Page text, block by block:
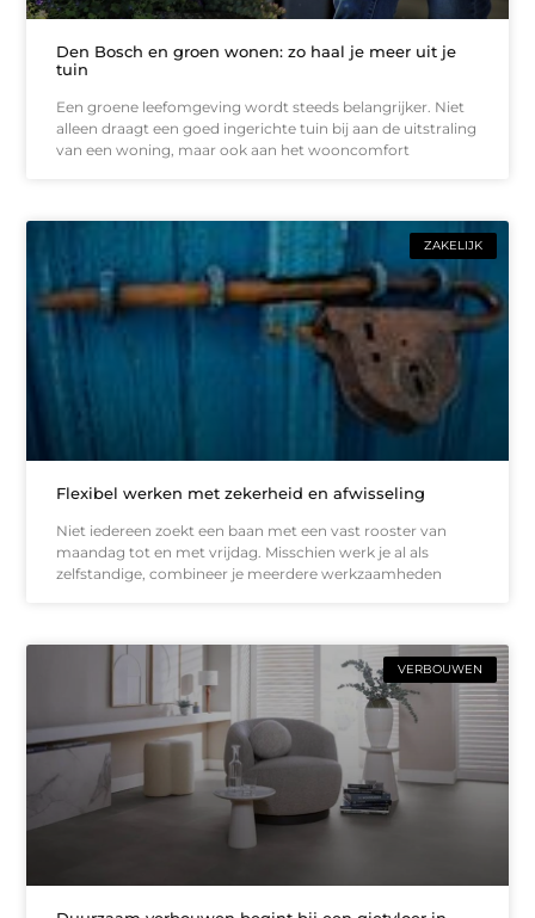
Den Bosch en groen wonen: zo haal je meer uit je
tuin
Een groene leefomgeving wordt steeds belangrijker. Niet
alleen draagt een goed ingerichte tuin bij aan de uitstraling
van een woning, maar ook aan het wooncomfort
ZAKELIJK
Flexibel werken met zekerheid en afwisseling
Niet iedereen zoekt een baan met een vast rooster van
maandag tot en met vrijdag. Misschien werk je al als
zelfstandige, combineer je meerdere werkzaamheden
VERBOUWEN